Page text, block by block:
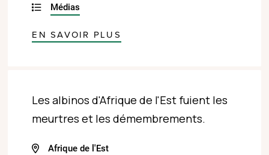
Médias
EN SAVOIR PLUS
Les albinos d'Afrique de l'Est fuient les
meurtres et les démembrements.
Afrique de l'Est